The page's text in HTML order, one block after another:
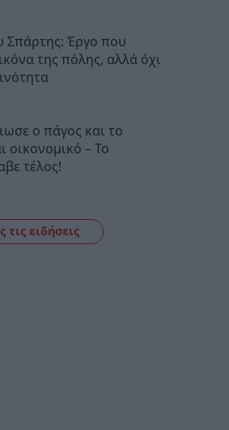
Σπάρτης: Έργο που
της πόλης, αλλά όχι
ο πάγος και το
οικονομικό – Το
τέλος!
τις ειδήσεις